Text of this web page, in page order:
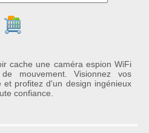
Ajouter au panier
cache une caméra espion WiFi
mouvement. Visionnez vos
et profitez d'un design ingénieux
confiance.